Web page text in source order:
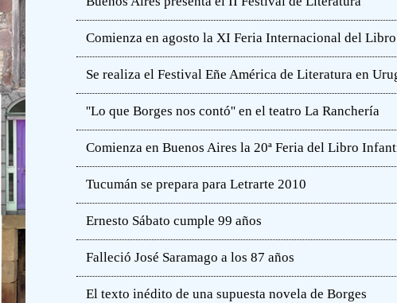
Comienza en agosto la XI Feria Internacional del
Se realiza el Festival Eñe América de Literatura en
''Lo que Borges nos contó'' en el teatro La Ranchería
Comienza en Buenos Aires la 20ª Feria del Libro
Tucumán se prepara para Letrarte 2010
Ernesto Sábato cumple 99 años
Falleció José Saramago a los 87 años
El texto inédito de una supuesta novela de Borges